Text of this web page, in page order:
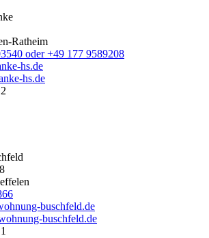
Ratheim
oder +49 177 9589208
hs.de
hs.de
buschfeld.de
buschfeld.de